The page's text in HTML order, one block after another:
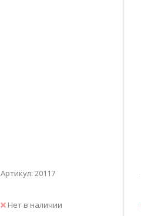
Артикул: 20117
Нет в наличии